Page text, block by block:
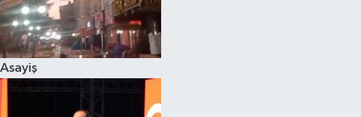
Asayiş
Hava Durumu
Kadın
Kim kimdir?